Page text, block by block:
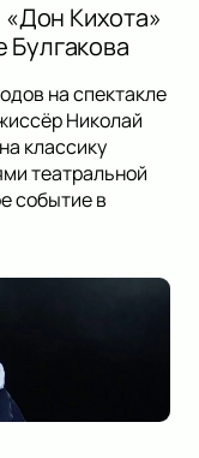
Кихота»
Булгакова
на спектакле
Николай
классику
театральной
событие в